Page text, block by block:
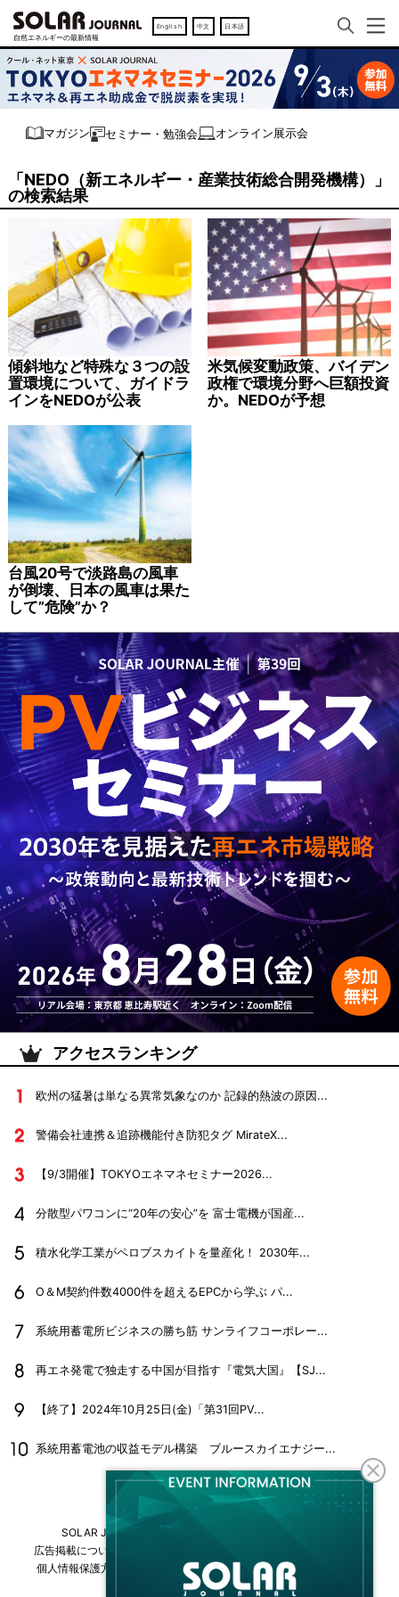
English 中文 日本語
マガジン セミナー・勉強会 オンライン展示会
「NEDO（新エネルギー・産業技術総合開発機構）」
の検索結果
傾斜地など特殊な３つの設
置環境について、ガイドラ
インをNEDOが公表
米気候変動政策、バイデン
政権で環境分野へ巨額投資
か。NEDOが予想
台風20号で淡路島の風車
が倒壊、日本の風車は果た
して”危険”か？
アクセスランキング
欧州の猛暑は単なる異常気象なのか 記録的熱波の原因...
警備会社連携＆追跡機能付き防犯タグ MirateX...
【9/3開催】TOKYOエネマネセミナー2026...
分散型パワコンに“20年の安心”を 富士電機が国産...
積水化学工業がペロブスカイトを量産化！ 2030年...
O＆M契約件数4000件を超えるEPCから学ぶ パ...
系統用蓄電所ビジネスの勝ち筋 サンライフコーポレー...
再エネ発電で独走する中国が目指す『電気大国』【SJ...
【終了】2024年10月25日(金)「第31回PV...
系統用蓄電池の収益モデル構築 ブルースカイエナジー...
SOLAR JOURNALについて
広告掲載について
個人情報保護方針
運営会社・媒体一覧 For overseas customers